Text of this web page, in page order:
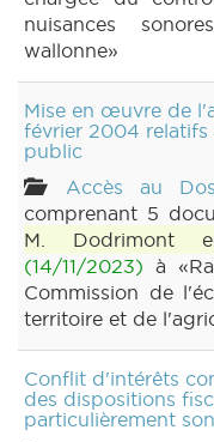
nuisances
wallonne»
Mise en œuvre de
février 2004
public
Accès au
comprenant 5
M. Dodrimont
(14/11/2023) à
Commission de
territoire et de
Conflit d'intérêts
des dispositions
particulièrement